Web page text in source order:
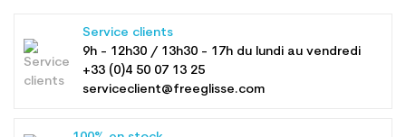
Service clients
9h - 12h30 / 13h30 - 17h du lundi au vendredi
+33 (0)4 50 07 13 25
serviceclient@freeglisse.com